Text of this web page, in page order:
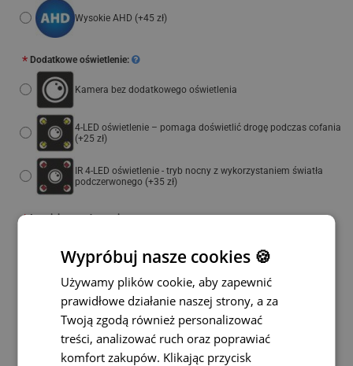
Wysokie AHD (+45 zł)
Dodatkowe oświetlenie:
Kamera bez dodatkowego oświetlenia
4-LED oświetlenie – pomaga doświetlić drogę podczas cofania
(+25 zł)
IR 4-LED oświetlenie - tryb nocny z wykorzystaniem światła
podczerwonego (+35 zł)
Łatwiejsze parkowanie:
Statyczne linie parkowania z możliwością ich wyłączenia
Dynamiczne linie parkowania (+65 zł)
Adapter WiFi do bezprzewodowej transmisji – CENA
Wypróbuj nasze cookies 🍪
Używamy plików cookie, aby zapewnić
prawidłowe działanie naszej strony, a za
Twoją zgodą również personalizować
treści, analizować ruch oraz poprawiać
komfort zakupów. Klikając przycisk